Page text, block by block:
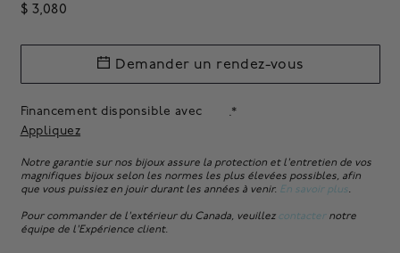
$ 3,080
Financement disponsible avec
.*
Appliquez
Demander un rendez-vous
Notre garantie sur nos bijoux assure la protection et l'entretien de vos
magnifiques bijoux selon les normes les plus élevées possibles, afin
que vous puissiez en jouir durant les années à venir. En savoir plus.
Pour commander de l'extérieur du Canada, veuillez contacternotre
équipe de l'Expérience client.